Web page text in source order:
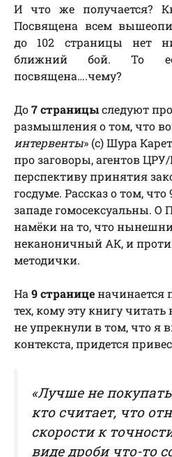
И что же получается?
Посвящена всем
до 102 страницы нет
ближний бой. То
посвящена….чему?
До7 страницыследуют
размышления о том, что
интервенты» (с) Шура
про заговоры, агентов
перспективу принятия
госдуме. Рассказ о том,
западе гомосексуальны. О
намёки на то, что
неканоничный АК, и
методички.
На 9 страниценачинается
тех, кому эту книгу
не упрекнули в том, что я
контекста, придется
«Лучше не
кто считает, что
скорости к
виде дроби что-то